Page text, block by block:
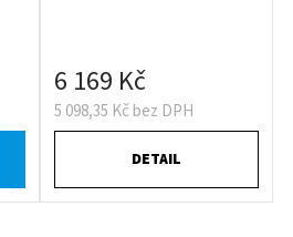
5 098,35 Kč bez DPH
6 169 Kč
DETAIL